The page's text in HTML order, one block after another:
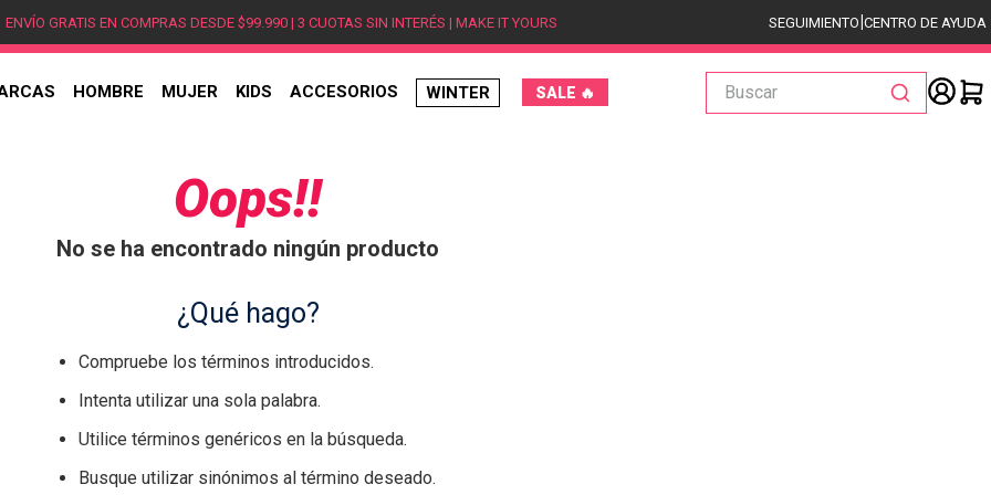
ENVÍO GRATIS EN COMPRAS DESDE $99.990 | 3 CUOTAS SIN INTERÉS | MAKE IT YOURS SEGUIMIENTO|CENTRO DE AYUDA
HOMBRE MUJER KIDS ACCESORIOS WINTER SALE 🔥
Buscar
Oops!!
No se ha encontrado ningún producto
¿Qué hago?
Compruebe los términos introducidos.
Intenta utilizar una sola palabra.
Utilice términos genéricos en la búsqueda.
Busque utilizar sinónimos al término deseado.
2
jordan
3.
mujer
5.
zapatillas
6.
zapatillas jordan
7.
new balance
8.
zapatillas hombre
9. zapatillas nike